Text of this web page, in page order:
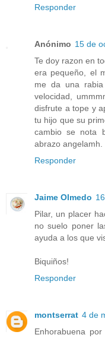
Responder
Anónimo 15 de
Te doy razon en
era pequeño, el
me da una
velocidad,
disfrute a tope y
tu hijo que su
cambio se nota
abrazo angelamh.
Responder
Jaime Olmedo
Pilar, un placer
no suelo poner
ayuda a los que
Biquiños!
Responder
montserrat 4 de
Enhorabuena